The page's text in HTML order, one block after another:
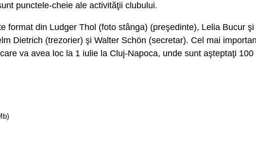
punctele-cheie ale activităţii clubului.
format din Ludger Thol (foto stânga) (preşedinte), Lelia Bucur
Dietrich (trezorier) şi Walter Schön (secretar). Cel mai
va avea loc la 1 iulie la Cluj-Napoca, unde sunt aşteptaţi